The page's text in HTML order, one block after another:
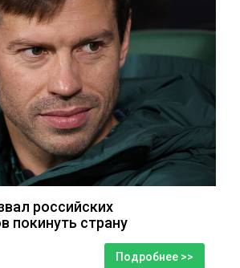
российских
покинуть страну
Подробнее >>